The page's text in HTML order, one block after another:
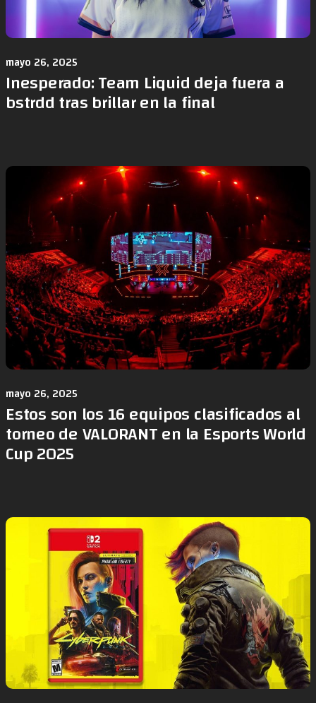
mayo 26, 2025
Inesperado: Team Liquid deja fuera a
bstrdd tras brillar en la final
mayo 26, 2025
Estos son los 16 equipos clasificados al
torneo de VALORANT en la Esports World
Cup 2025